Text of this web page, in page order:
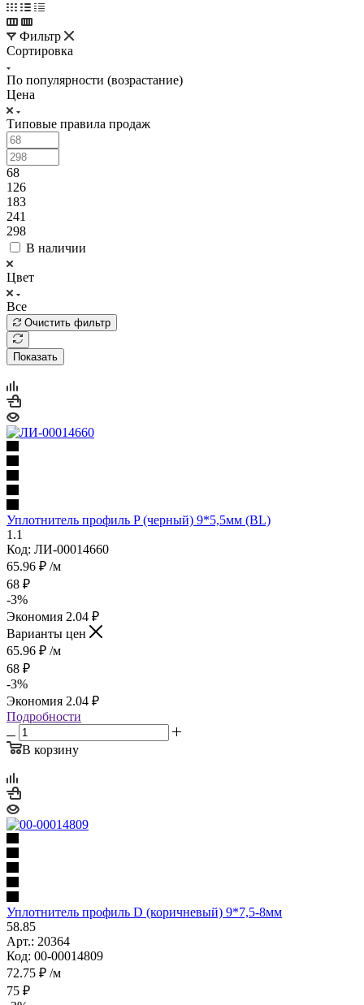
Фильтр
Сортировка
По популярности (возрастание)
Цена
Типовые правила продаж
68
126
183
241
298
В наличии
Цвет
Все
Очистить фильтр
Показать
Уплотнитель профиль P (черный) 9*5,5мм (BL)
1.1
Код: ЛИ-00014660
65.96 ₽ /м
68 ₽
-3%
Экономия 2.04 ₽
Варианты цен
65.96 ₽ /м
68 ₽
-3%
Экономия 2.04 ₽
Подробности
В корзину
Уплотнитель профиль D (коричневый) 9*7,5-8мм
58.85
Арт.: 20364
Код: 00-00014809
72.75 ₽ /м
75 ₽